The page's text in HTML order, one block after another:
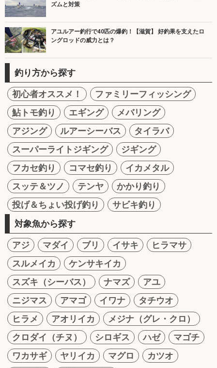
ズムと対策
アユルアー釣行で40匹の爆釣！【滋賀】 好釣果を支えたロ
ングロッドの威力とは？
釣り方から探す
初心者オススメ！
ファミリーフィッシング
鮎トモ釣り
エギング
メバリング
アジング
ルアーシーバス
タイラバ
スーパーライトジギング
ジギング
フカセ釣り
コマセ釣り
イカメタル
スッテ＆ツノ
テンヤ
かかり釣り
投げ＆ちょい投げ釣り
サビキ釣り
対象魚から探す
アジ マダイ ブリ イサキ
ヒラマサ
スルメイカ
ケンサキイカ
スズキ（シーバス）
ナマズ
アユ
ニジマス
アマゴ イワナ
タチウオ
ヒラメ
アオリイカ
メジナ（グレ・クロ）
クロダイ（チヌ）
シロギス ハゼ
マゴチ
ワカサギ
ヤリイカ マグロ
カツオ